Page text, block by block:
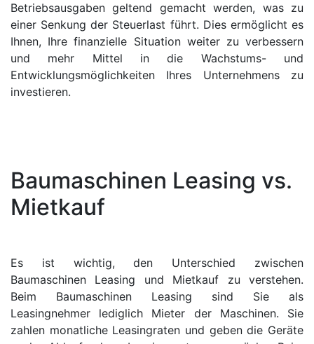
Betriebsausgaben geltend gemacht werden, was zu
einer Senkung der Steuerlast führt. Dies ermöglicht es
Ihnen, Ihre finanzielle Situation weiter zu verbessern
und mehr Mittel in die Wachstums- und
Entwicklungsmöglichkeiten Ihres Unternehmens zu
investieren.
Baumaschinen Leasing vs.
Mietkauf
Es ist wichtig, den Unterschied zwischen
Baumaschinen Leasing und Mietkauf zu verstehen.
Beim Baumaschinen Leasing sind Sie als
Leasingnehmer lediglich Mieter der Maschinen. Sie
zahlen monatliche Leasingraten und geben die Geräte